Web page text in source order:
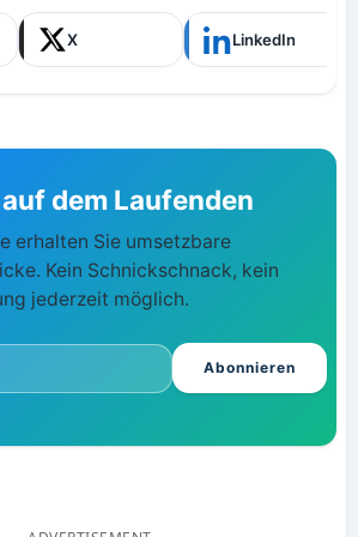
X LinkedIn
dem Laufenden
erhalten Sie umsetzbare
Kein Schnickschnack, kein
jederzeit möglich.
Abonnieren